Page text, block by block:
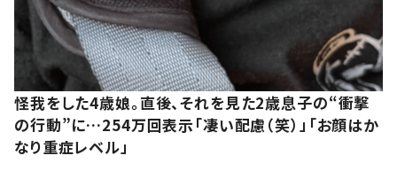
怪我をした4歳娘。直後、それを見た2歳息子の“衝撃
の行動”に…254万回表示「凄い配慮（笑）」「お顔はか
なり重症レベル」